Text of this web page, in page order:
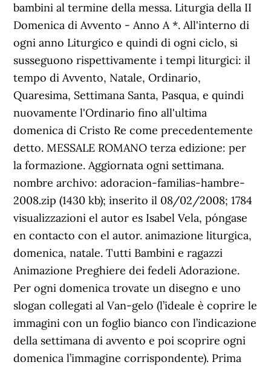
bambini al termine della messa. Liturgia della II
Domenica di Avvento - Anno A *. All'interno di
ogni anno Liturgico e quindi di ogni ciclo, si
susseguono rispettivamente i tempi liturgici: il
tempo di Avvento, Natale, Ordinario,
Quaresima, Settimana Santa, Pasqua, e quindi
nuovamente l'Ordinario fino all'ultima
domenica di Cristo Re come precedentemente
detto. MESSALE ROMANO terza edizione: per
la formazione. Aggiornata ogni settimana.
nombre archivo: adoracion-familias-hambre-
2008.zip (1430 kb); inserito il 08/02/2008; 1784
visualizzazioni el autor es Isabel Vela, póngase
en contacto con el autor. animazione liturgica,
domenica, natale. Tutti Bambini e ragazzi
Animazione Preghiere dei fedeli Adorazione.
Per ogni domenica trovate un disegno e uno
slogan collegati al Van-gelo (l’ideale è coprire le
immagini con un foglio bianco con l’indicazione
della settimana di avvento e poi scoprire ogni
domenica l’immagine corrispondente). Prima